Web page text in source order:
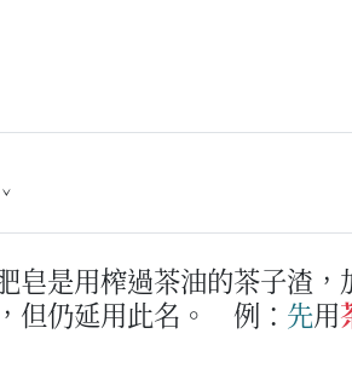
ˇ
皂是用榨過茶油的茶子渣
但仍延用此名。
例： 先用